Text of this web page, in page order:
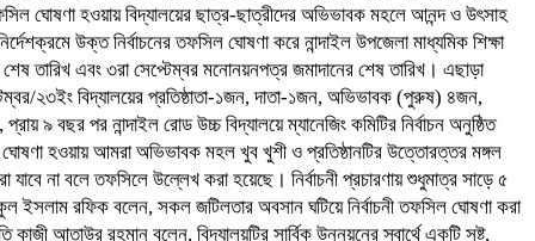
ঘোষণা হওয়ায় বিদ্যালয়ের ছাত্র-ছাত্রীদের অভিভাবক মহলে আনন্দ ও উৎসাহ
উক্ত নির্বাচনের তফসিল ঘোষণা করে নান্দাইল উপজেলা মাধ্যমিক শিক্ষা
তারিখ এবং ৩রা সেপ্টেম্বর মনোনয়নপত্র জমাদানের শেষ তারিখ। এছাড়া
২৩ইং বিদ্যালয়ের প্রতিষ্ঠাতা-১জন, দাতা-১জন, অভিভাবক (পুরুষ) ৪জন,
বছর পর নান্দাইল রোড উচ্চ বিদ্যালয়ে ম্যানেজিং কমিটির নির্বাচন অনুষ্ঠিত
ঘোষণা হওয়ায় আমরা অভিভাবক মহল খুব খুশী ও প্রতিষ্ঠানটির উত্তোরত্তর মঙ্গল
না বলে তফসিলে উল্লেখ করা হয়েছে। নির্বাচনী প্রচারণায় শুধুমাত্র সাড়ে ৫
ইসলাম রফিক বলেন, সকল জটিলতার অবসান ঘটিয়ে নির্বাচনী তফসিল ঘোষণা করা
আতাউর রহমান বলেন, বিদ্যালয়টির সার্বিক উন্নয়নের স্বার্থে একটি সুষ্ট,